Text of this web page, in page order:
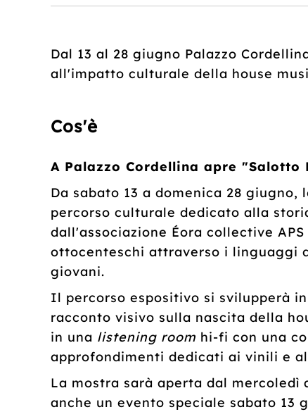
Dal 13 al 28 giugno Palazzo
all'impatto culturale della house
Cos'è
A Palazzo Cordellina apre
Da sabato 13 a domenica 28 giugno,
percorso culturale dedicato alla
dall'associazione Éora collective
ottocenteschi attraverso i linguaggi
giovani.
Il percorso espositivo si svilupperà
racconto visivo sulla nascita della
in una listening room hi-fi con una
approfondimenti dedicati ai vinili e
La mostra sarà aperta dal mercoledì
anche un evento speciale sabato